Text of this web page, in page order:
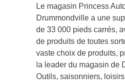
Le magasin Princess
Drummondville a une
de 33 000 pieds carrés,
de produits de toutes
vaste choix de produits,
la leader du magasin de
Outils, saisonniers,